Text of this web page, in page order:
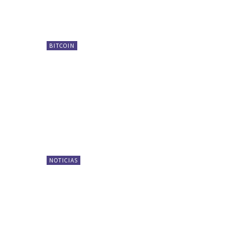
BITCOIN
NOTICIAS